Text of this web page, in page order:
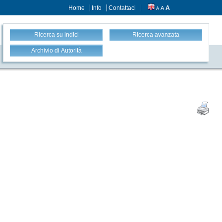
Home Info Contattaci A A A
Ricerca su indici Ricerca avanzata
Archivio di Autorità